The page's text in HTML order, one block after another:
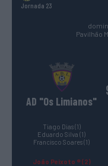
Jornada 23
Pavilhão
AD "Os Limianos"
Tiago Dias (1)
Eduardo Silva (1)
Francisco Soares (1)
João Peixoto ® (2)